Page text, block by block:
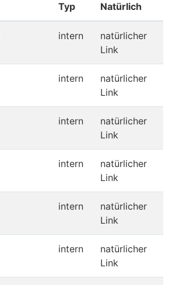
Typ Natürlich
intern
natürlicher
Link
intern
natürlicher
Link
intern
natürlicher
Link
intern
natürlicher
Link
intern
natürlicher
Link
intern
natürlicher
Link